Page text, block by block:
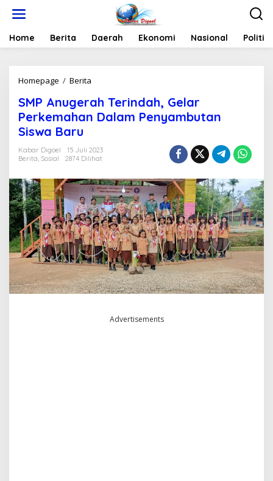
Home Berita Daerah Ekonomi Nasional Politik
Homepage / Berita
Terindah,
Gelar
Perkemahan
Penyambutan
Siswa
SMP Anugerah Terindah, Gelar
Perkemahan Dalam Penyambutan
Siswa Baru
Kabar Digoel
15 Juli 2023
Berita, Sosial 2874 Dilihat
Advertisements